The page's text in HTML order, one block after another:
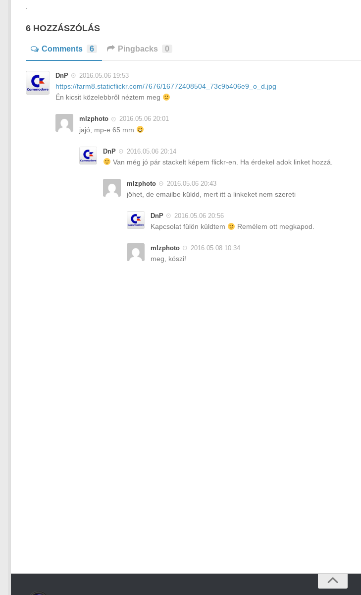
.
6 HOZZÁSZÓLÁS
Comments 6 Pingbacks 0
DnP 2016.05.06 19:53
https://farm8.staticflickr.com/7676/16772408504_73c9b406e9_o_d.jpg
Én kicsit közelebbről néztem meg
mlzphoto 2016.05.06 20:01
jajó, mp-e 65 mm
DnP 2016.05.06 20:14
Van még jó pár stackelt képem flickr-en. Ha érdekel adok linket hozzá.
mlzphoto 2016.05.06 20:43
jöhet, de emailbe küldd, mert itt a linkeket nem szereti
DnP 2016.05.06 20:56
Kapcsolat fülön küldtem Remélem ott megkapod.
mlzphoto 2016.05.08 10:34
meg, köszi!